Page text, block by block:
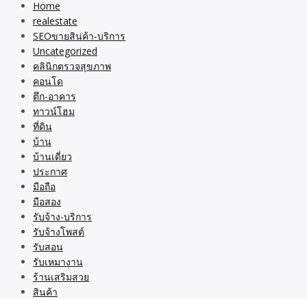
Home
realestate
SEOขายสินค้า-บริการ
Uncategorized
คลินิกตรวจสุขภาพ
คอนโด
ตึก-อาคาร
ทาวน์โฮม
ที่ดิน
บ้าน
บ้านเดี่ยว
ประกาศ
มือถือ
มือสอง
รับจ้าง-บริการ
รับจ้างโพสต์
รับสอน
รับเหมางาน
ร้านเสริมสวย
สินค้า